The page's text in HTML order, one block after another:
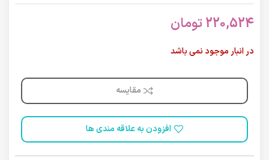
220,524تومان
در انبار موجود نمی باشد
مقایسه
افزودن به علاقه مندی ها